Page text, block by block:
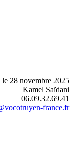
le 28 novembre 2025
Kamel Saïdani
06.09.32.69.41
france.fr